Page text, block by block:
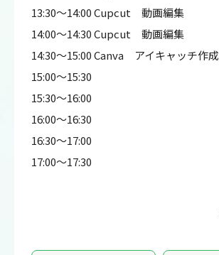
13:30～14:00 Cupcut 動画編集
14:00～14:30 Cupcut 動画編集
14:30～15:00 Canva アイキャッチ作成
15:00～15:30
15:30～16:00
16:00～16:30
16:30～17:00
17:00～17:30